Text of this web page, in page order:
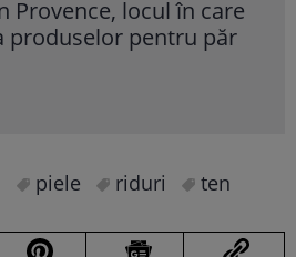
Provence, locul în care
produselor pentru păr
piele riduri ten